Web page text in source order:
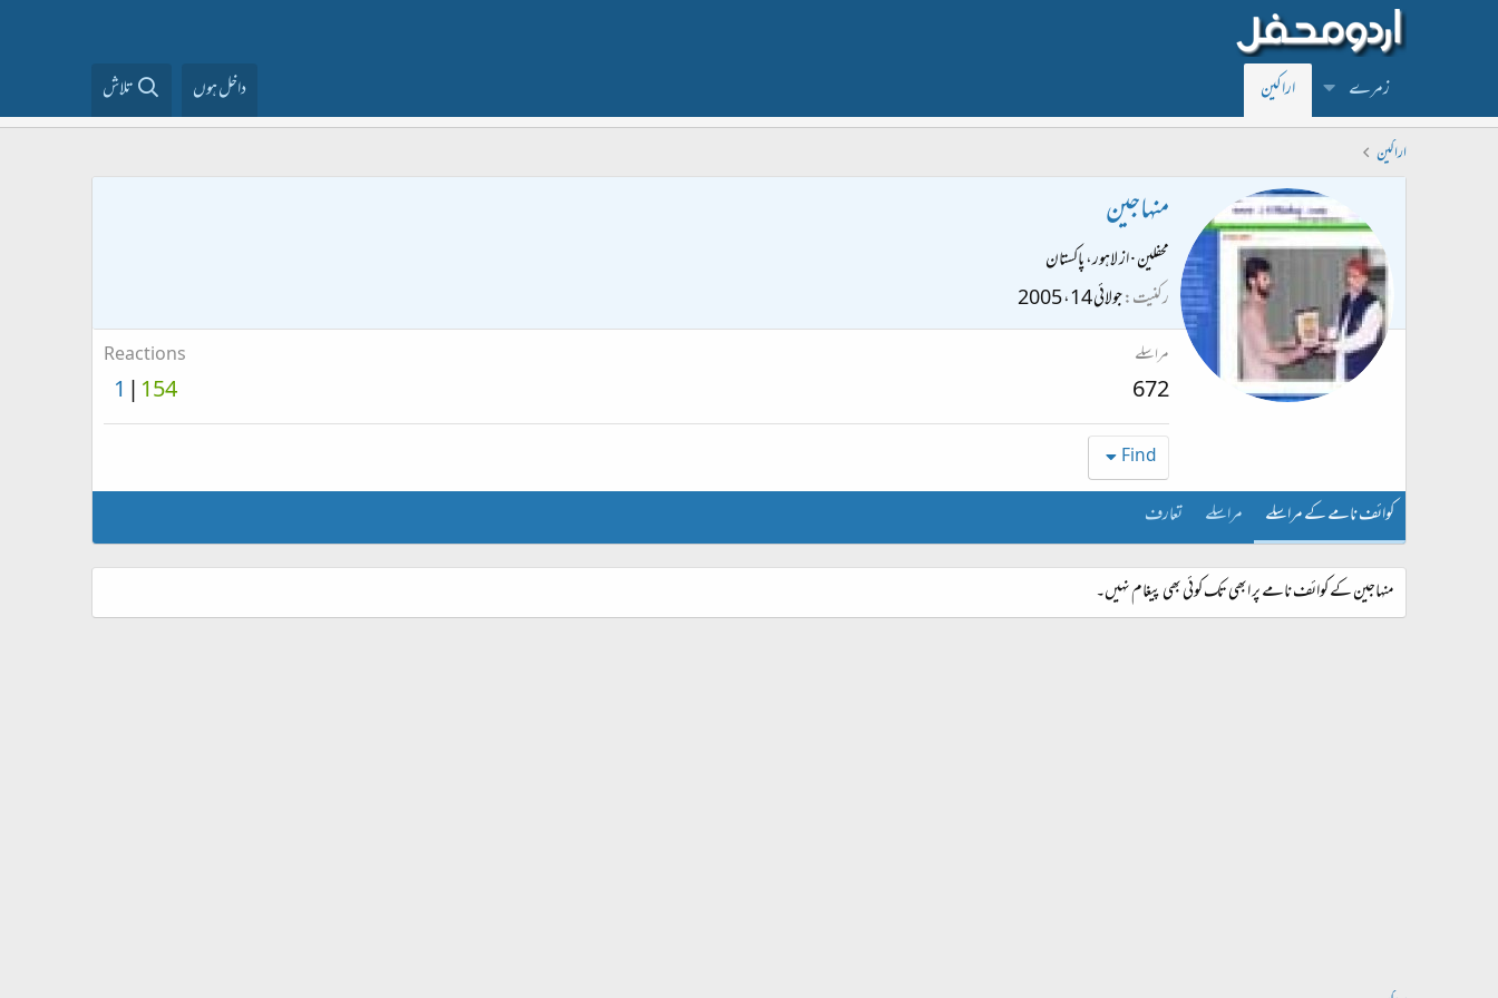
زمرے اراکین داخل ہوں تلاش
اراکین
منہاجین
محفلین·ازلاہور، پاکستان
رکنیت جولائی 14، 2005
مراسلے
672
Reactions
154
1
Find
کوائف نامے کے مراسلے مراسلے تعارف
منہاجین کے کوائف نامے پر ابھی تک کوئی بھی پیغام نہیں۔